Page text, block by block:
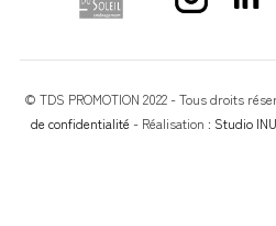
© TDS PROMOTION 2022 - Tous droits
de confidentialité - Réalisation : Studio